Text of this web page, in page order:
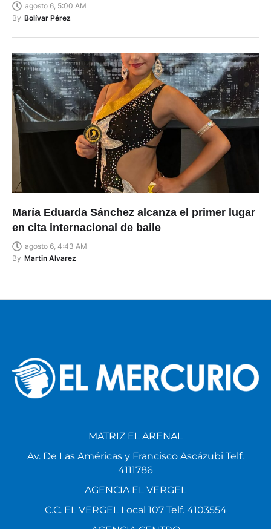
agosto 6, 5:00 AM
By Bolívar Pérez
María Eduarda Sánchez alcanza el primer lugar
en cita internacional de baile
agosto 6, 4:43 AM
By Martin Alvarez
MATRIZ EL ARENAL
Av. De Las Américas y Francisco Ascázubi Telf.
4111786
AGENCIA EL VERGEL
C.C. EL VERGEL Local 107 Telf. 4103554